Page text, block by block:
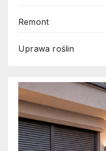
Remont
Uprawa roślin